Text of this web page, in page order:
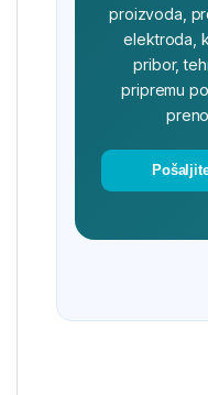
proizvoda,
elektroda,
pribor,
pripremu